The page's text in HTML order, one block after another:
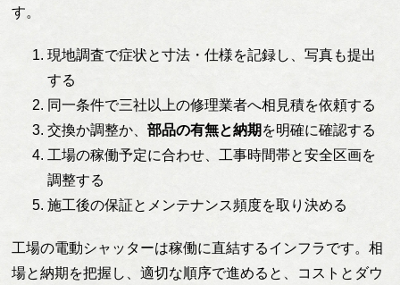
す。
現地調査で症状と寸法・仕様を記録し、写真も提出
する
同一条件で三社以上の修理業者へ相見積を依頼する
交換か調整か、部品の有無と納期 を明確に確認する
工場の稼働予定に合わせ、工事時間帯と安全区画を
調整する
施工後の保証とメンテナンス頻度を取り決める
工場の電動シャッターは稼働に直結するインフラです。相
場と納期を把握し、適切な順序で進めると、コストとダウ